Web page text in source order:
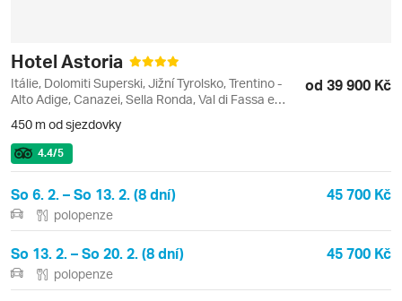
Hotel Astoria
Itálie, Dolomiti Superski, Jižní Tyrolsko, Trentino -
Alto Adige, Canazei, Sella Ronda, Val di Fassa e
od 39 900 Kč
450 m od sjezdovky
4.4/5
So 6. 2. – So 13. 2. (8 dní) 45 700 Kč
polopenze
So 13. 2. – So 20. 2. (8 dní) 45 700 Kč
polopenze